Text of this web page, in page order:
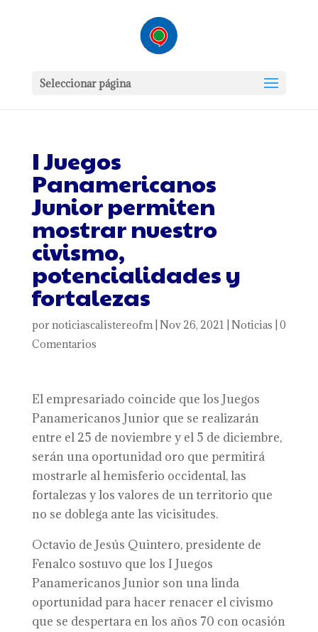
Seleccionar página
I Juegos
Panamericanos
Junior permiten
mostrar nuestro
civismo,
potencialidades y
fortalezas
por noticiascalistereofm| Nov 26, 2021 Noticias 0
Comentarios
El empresariado coincide que los Juegos
Panamericanos Junior que se realizarán
entre el 25 de noviembre y el 5 de diciembre,
serán una oportunidad oro que permitirá
mostrarle al hemisferio occidental, las
fortalezas y los valores de un territorio que
no se doblega ante las vicisitudes.
Octavio de Jesús Quintero, presidente de
Fenalco sostuvo que los I Juegos
Panamericanos Junior son una linda
oportunidad para hacer renacer el civismo
que se despertara en los años 70 con ocasión